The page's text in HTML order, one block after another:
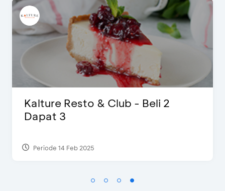
D’Cost - Diskon 50% Makanan &
Ekstra 2 Minuman
Periode 17 Sep 2023